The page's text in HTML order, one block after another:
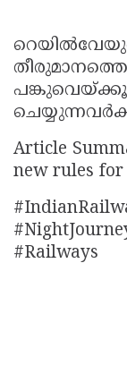
Article
new rules
#Railways